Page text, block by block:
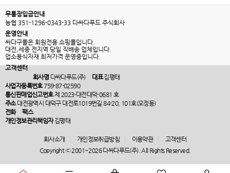
무통장입금안내
농협 351-1296-0343-33 다싸다푸드 주식회사
운영안내
싸다구몰은 회원전용 쇼핑몰입니다.
대전,세종 전지역 당일 직배송 업체입니다.
업소용식자재 최저가격 운영중입니다.
고객센터
회사명다싸다푸드(주) 대표김평태
사업자등록번호759-87-02590
통신판매업신고번호제 2023-대전대덕-0681 호
주소대전광역시 대덕구 대전로1019번길 84-20, 101호(오정동)
전화
팩스
개인정보관리책임자김평태
회사소개 개인정보취급방침 이용약관
고객센터
Copyright ⓒ 2001~2026 다싸다푸드(주). All Rights Reserved.